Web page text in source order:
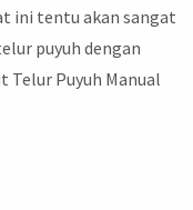
ini tentu akan sangat
puyuh dengan
Telur Puyuh Manual